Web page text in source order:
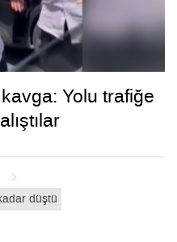
düştü
Yolu trafiğe